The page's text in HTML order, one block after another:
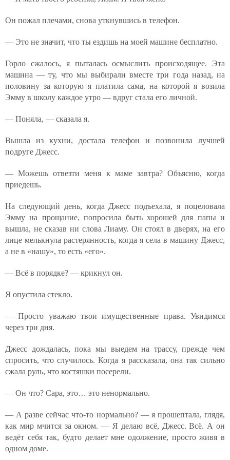
Он пожал плечами, снова уткнувшись в телефон.
— Это не значит, что ты ездишь на моей машине бесплатно.
Горло сжалось, я пыталась осмыслить происходящее. Эта
машина — ту, что мы выбирали вместе три года назад, на
половину за которую я платила сама, на которой я возила
Эмму в школу каждое утро — вдруг стала его личной.
— Поняла, — сказала я.
Вышла из кухни, достала телефон и позвонила лучшей
подруге Джесс.
— Можешь отвезти меня к маме завтра? Объясню, когда
приедешь.
На следующий день, когда Джесс подъехала, я поцеловала
Эмму на прощание, попросила быть хорошей для папы и
вышла, не сказав ни слова Лиаму. Он стоял в дверях, на его
лице мелькнула растерянность, когда я села в машину Джесс,
а не в «нашу», то есть «его».
— Всё в порядке? — крикнул он.
Я опустила стекло.
— Просто уважаю твои имущественные права. Увидимся
через три дня.
Джесс дождалась, пока мы выедем на трассу, прежде чем
спросить, что случилось. Когда я рассказала, она так сильно
сжала руль, что костяшки посерели.
— Он что? Сара, это… это ненормально.
— А разве сейчас что-то нормально? — я прошептала, глядя,
как мир мчится за окном. — Я делаю всё, Джесс. Всё. А он
ведёт себя так, будто делает мне одолжение, просто живя в
одном доме.